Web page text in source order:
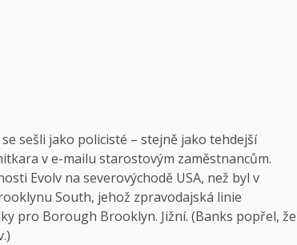
sešli jako policisté – stejně jako tehdejší
v e-mailu starostovým zaměstnancům.
Evolv na severovýchodě USA, než byl v
South, jehož zpravodajská linie
pro Borough Brooklyn. Jižní. (Banks popřel, že